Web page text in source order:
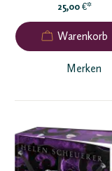
25,00 €*
Merken